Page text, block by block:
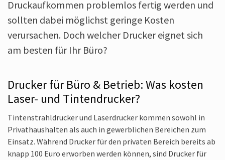
Druckaufkommen problemlos fertig werden und
sollten dabei möglichst geringe Kosten
verursachen. Doch welcher Drucker eignet sich
am besten für Ihr Büro?
Drucker für Büro & Betrieb: Was kosten
Laser- und Tintendrucker?
Tintenstrahldrucker und Laserdrucker kommen sowohl in
Privathaushalten als auch in gewerblichen Bereichen zum
Einsatz. Während Drucker für den privaten Bereich bereits ab
knapp 100 Euro erworben werden können, sind Drucker für